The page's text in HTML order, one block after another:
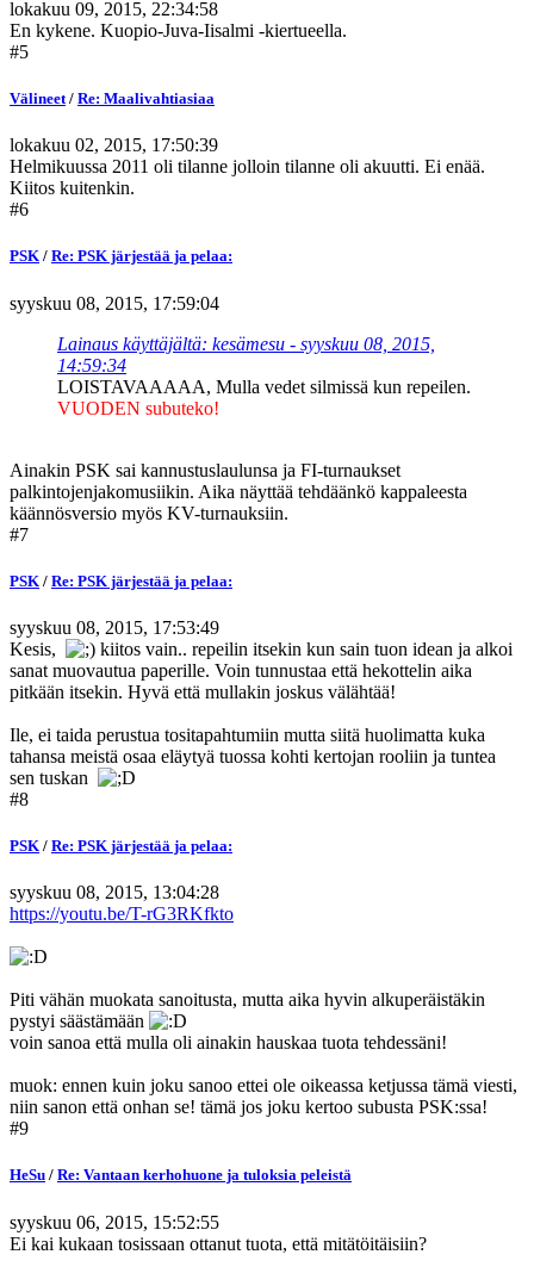
lokakuu 09, 2015, 22:34:58
En kykene. Kuopio-Juva-Iisalmi -kiertueella.
#5
Välineet/ Re: Maalivahtiasiaa
lokakuu 02, 2015, 17:50:39
Helmikuussa 2011 oli tilanne jolloin tilanne oli akuutti. Ei enää.
Kiitos kuitenkin.
#6
PSK / Re: PSK järjestää ja pelaa:
syyskuu 08, 2015, 17:59:04
Lainaus käyttäjältä: kesämesu - syyskuu 08, 2015,
14:59:34
LOISTAVAAAAA, Mulla vedet silmissä kun repeilen.
VUODEN subuteko!
Ainakin PSK sai kannustuslaulunsa ja FI-turnaukset
palkintojenjakomusiikin. Aika näyttää tehdäänkö kappaleesta
käännösversio myös KV-turnauksiin.
#7
PSK / Re: PSK järjestää ja pelaa:
syyskuu 08, 2015, 17:53:49
Kesis,
kiitos vain.. repeilin itsekin kun sain tuon idean ja alkoi
sanat muovautua paperille. Voin tunnustaa että hekottelin aika
pitkään itsekin. Hyvä että mullakin joskus välähtää!
Ile, ei taida perustua tositapahtumiin mutta siitä huolimatta kuka
tahansa meistä osaa eläytyä tuossa kohti kertojan rooliin ja tuntea
sen tuskan
#8
PSK / Re: PSK järjestää ja pelaa:
syyskuu 08, 2015, 13:04:28
https://youtu.be/T-rG3RKfkto
Piti vähän muokata sanoitusta, mutta aika hyvin alkuperäistäkin
pystyi säästämään
voin sanoa että mulla oli ainakin hauskaa tuota tehdessäni!
muok: ennen kuin joku sanoo ettei ole oikeassa ketjussa tämä viesti,
niin sanon että onhan se! tämä jos joku kertoo subusta PSK:ssa!
#9
HeSu / Re: Vantaan kerhohuone ja tuloksia peleistä
syyskuu 06, 2015, 15:52:55
Ei kai kukaan tosissaan ottanut tuota, että mitätöitäisiin?